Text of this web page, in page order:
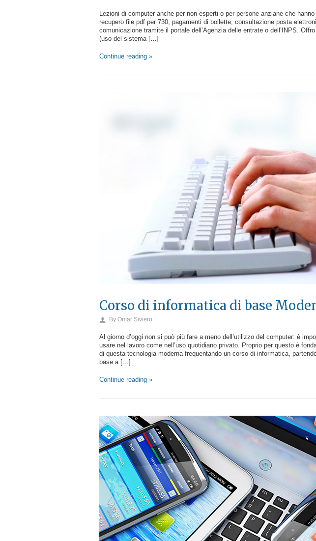
Lezioni di computer anche per non esperti o per persone anziane che
recupero file pdf per 730, pagamenti di bollette, consultazione posta
comunicazione tramite il portale dell’Agenzia delle entrate o dell’INPS.
(uso del sistema […]
Continue reading »
Corso di informatica di base
By Omar Siviero
Al giorno d’oggi non si può più fare a meno dell’utilizzo del computer: è
usare nel lavoro come nell’uso quotidiano privato. Proprio per questo è
di questa tecnologia moderna frequentando un corso di informatica,
base a […]
Continue reading »